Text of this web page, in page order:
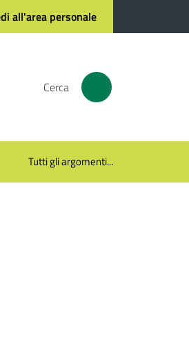
all'area personale
Cerca
Tutti gli argomenti...